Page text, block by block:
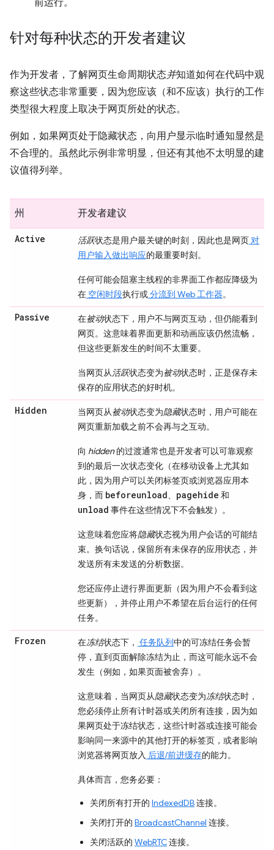
针对每种状态的开发者建议
作为开发者，了解网页生命周期状态并知道如何在代码中观
察这些状态非常重要，因为您应该（和不应该）执行的工作
类型很大程度上取决于网页所处的状态。
例如，如果网页处于隐藏状态，向用户显示临时通知显然是
不合理的。虽然此示例非常明显，但还有其他不太明显的建
议值得列举。
州 开发者建议
Active 活跃状态是用户最关键的时刻，因此也是网页对
用户输入做出响应的最重要时刻。
任何可能会阻塞主线程的非界面工作都应降级为
在 空闲时段执行或分流到 Web 工作器。
Passive 在被动状态下，用户不与网页互动，但仍能看到
网页。这意味着界面更新和动画应该仍然流畅，
但这些更新发生的时间不太重要。
当网页从活跃状态变为被动状态时，正是保存未
保存的应用状态的好时机。
Hidden 当网页从被动状态变为隐藏状态时，用户可能在
网页重新加载之前不会再与之互动。
向 hidden的过渡通常也是开发者可以可靠观察
到的最后一次状态变化（在移动设备上尤其如
此，因为用户可以关闭标签页或浏览器应用本
身，而 beforeunload、 pagehide 和
unload 事件在这些情况下不会触发）。
这意味着您应将隐藏状态视为用户会话的可能结
束。换句话说，保留所有未保存的应用状态，并
发送所有未发送的分析数据。
您还应停止进行界面更新（因为用户不会看到这
些更新），并停止用户不希望在后台运行的任何
任务。
Frozen 在冻结状态下， 任务队列中的可冻结任务会暂
停，直到页面解除冻结为止，而这可能永远不会
发生（例如，如果页面被舍弃）。
这意味着，当网页从隐藏状态变为冻结状态时，
您必须停止所有计时器或关闭所有连接，因为如
果网页处于冻结状态，这些计时器或连接可能会
影响同一来源中的其他打开的标签页，或者影响
浏览器将网页放入 后退/前进缓存的能力。
具体而言，您务必要：
关闭所有打开的 IndexedDB连接。
关闭打开的 BroadcastChannel 连接。
关闭活跃的 WebRTC连接。